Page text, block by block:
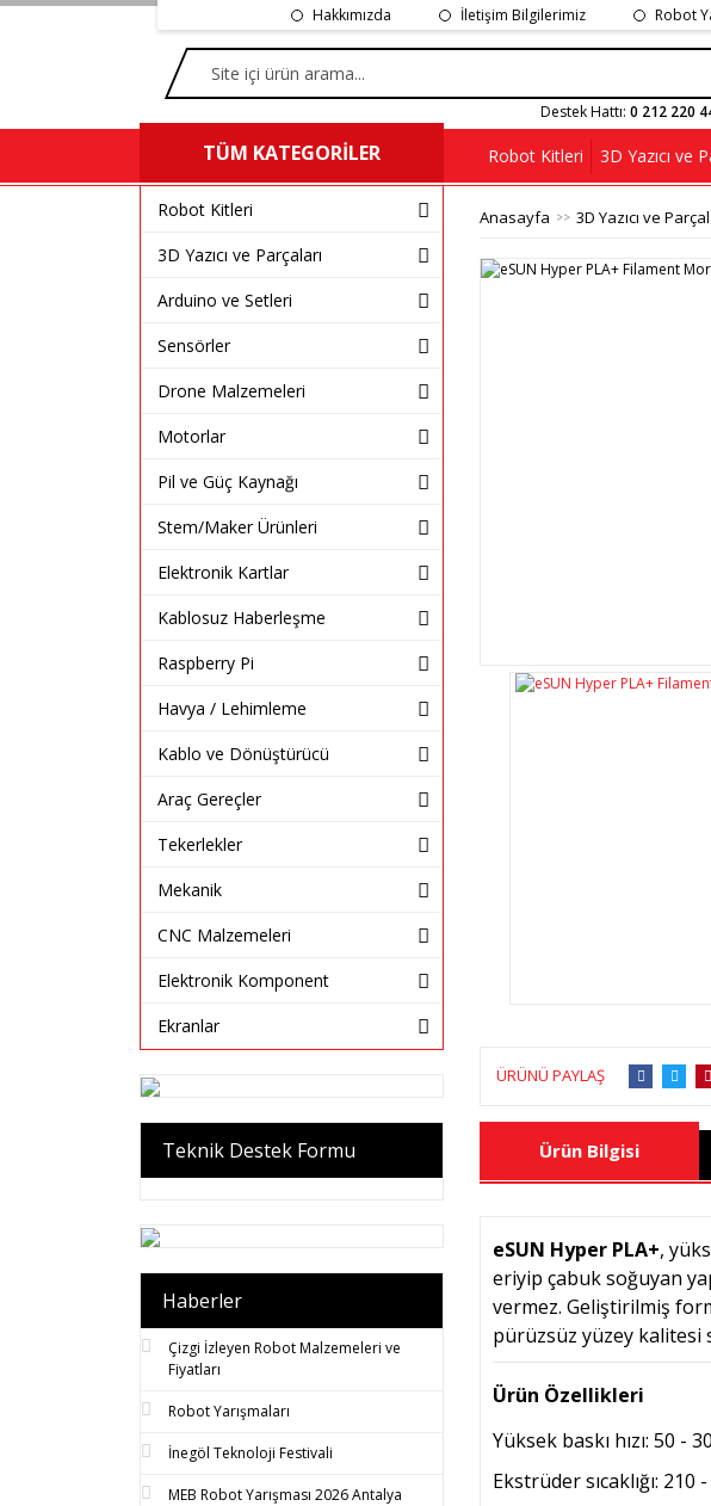
Hakkımızda İletişim Bilgilerimiz Robot
Destek Hattı: 0 212 220
TÜM KATEGORİLER Robot Kitleri 3D Yazıcı ve
Robot Kitleri
3D Yazıcı ve Parçaları
Arduino ve Setleri
Sensörler
Drone Malzemeleri
Motorlar
Pil ve Güç Kaynağı
Stem/Maker Ürünleri
Elektronik Kartlar
Kablosuz Haberleşme
Raspberry Pi
Havya / Lehimleme
Kablo ve Dönüştürücü
Araç Gereçler
Tekerlekler
Mekanik
CNC Malzemeleri
Elektronik Komponent
Ekranlar
Teknik Destek Formu
Haberler
Çizgi İzleyen Robot Malzemeleri ve
Fiyatları
Robot Yarışmaları
İnegöl Teknoloji Festivali
MEB Robot Yarışması 2026 Antalya
Anasayfa 3D Yazıcı ve
ÜRÜNÜ PAYLAŞ
Ürün Bilgisi
eSUN Hyper PLA+,
eriyip çabuk soğuyan
vermez. Geliştirilmiş
pürüzsüz yüzey kalitesi
Ürün Özellikleri
Yüksek baskı hızı: 50 -
Ekstrüder sıcaklığı: 210